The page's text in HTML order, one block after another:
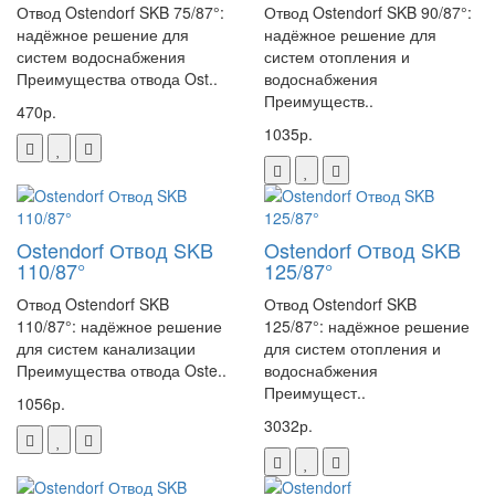
Отвод Ostendorf SKB 75/87°:
надёжное решение для
систем водоснабжения
Преимущества отвода Ost..
470р.
Отвод Ostendorf SKB 90/87°:
надёжное решение для
систем отопления и
водоснабжения
Преимуществ..
1035р.
Ostendorf Отвод SKB
110/87°
Отвод Ostendorf SKB
110/87°: надёжное решение
для систем канализации
Преимущества отвода Oste..
1056р.
Ostendorf Отвод SKB
125/87°
Отвод Ostendorf SKB
125/87°: надёжное решение
для систем отопления и
водоснабжения
Преимущест..
3032р.